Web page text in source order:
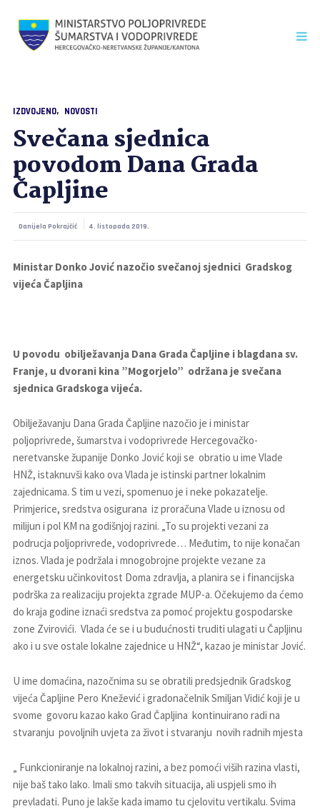
IZDVOJENO NOVOSTI
Svečana sjednica
povodom Dana Grada
Čapljine
Danijela Pokrajčić 4. listopada 2019.
Ministar Donko Jović nazočio svečanoj sjednici Gradskog
vijeća Čapljina
U povodu obilježavanja Dana Grada Čapljine i blagdana sv.
Franje, u dvorani kina ”Mogorjelo” održana je svečana
sjednica Gradskoga vijeća.
Obilježavanju Dana Grada Čapljine nazočio je i ministar
poljoprivrede, šumarstva i vodoprivrede Hercegovačko-
neretvanske županije Donko Jović koji se obratio u ime Vlade
HNŽ, istaknuvši kako ova Vlada je istinski partner lokalnim
zajednicama. S tim u vezi, spomenuo je i neke pokazatelje.
Primjerice, sredstva osigurana iz proračuna Vlade u iznosu od
milijun i pol KM na godišnjoj razini. „To su projekti vezani za
podrucja poljoprivrede, vodoprivrede… Međutim, to nije konačan
iznos. Vlada je podržala i mnogobrojne projekte vezane za
energetsku učinkovitost Doma zdravlja, a planira se i financijska
podrška za realizaciju projekta zgrade MUP-a. Očekujemo da ćemo
do kraja godine iznaći sredstva za pomoć projektu gospodarske
zone Zvirovići. Vlada će se i u budućnosti truditi ulagati u Čapljinu
ako i u sve ostale lokalne zajednice u HNŽ“, kazao je ministar Jović.
U ime domaćina, nazočnima su se obratili predsjednik Gradskog
vijeća Čapljine Pero Knežević i gradonačelnik Smiljan Vidić koji je u
svome govoru kazao kako Grad Čapljina kontinuirano radi na
stvaranju povoljnih uvjeta za život i stvaranju novih radnih mjesta
„ Funkcioniranje na lokalnoj razini, a bez pomoći viših razina vlasti,
nije baš tako lako. Imali smo takvih situacija, ali uspjeli smo ih
prevladati. Puno je lakše kada imamo tu cjelovitu vertikalu. Svima